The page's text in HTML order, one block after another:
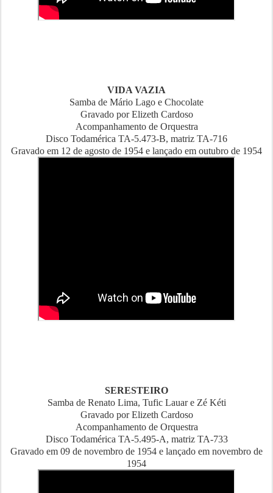
VIDA VAZIA
Samba de Mário Lago e Chocolate
Gravado por Elizeth Cardoso
Acompanhamento de Orquestra
Disco Todamérica TA-5.473-B, matriz TA-716
Gravado em 12 de agosto de 1954 e lançado em outubro de 1954
SERESTEIRO
Samba de Renato Lima, Tufic Lauar e Zé Kéti
Gravado por Elizeth Cardoso
Acompanhamento de Orquestra
Disco Todamérica TA-5.495-A, matriz TA-733
Gravado em 09 de novembro de 1954 e lançado em novembro de
1954